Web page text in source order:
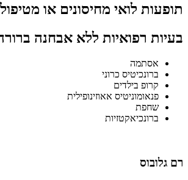
תופעות לואי מחיסונים או
בעיות רפואיות ללא אבחנה
אסתמה
ברונכיטיס כרוני
קרופ בילדים
פנאומוניטיס אאוזינופילית
שחפת
ברונכיאקטזיות
רם גלובוס